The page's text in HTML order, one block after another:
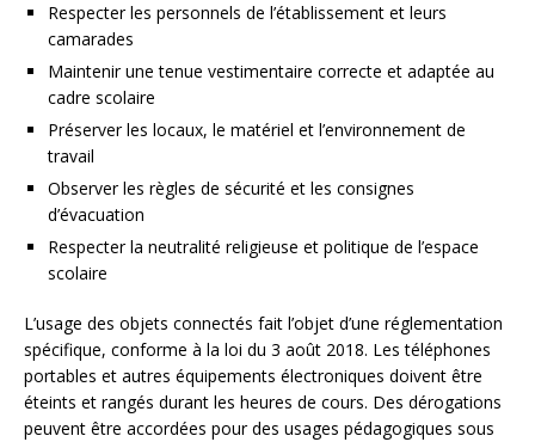
Respecter les personnels de l’établissement et leurs
camarades
Maintenir une tenue vestimentaire correcte et adaptée au
cadre scolaire
Préserver les locaux, le matériel et l’environnement de
travail
Observer les règles de sécurité et les consignes
d’évacuation
Respecter la neutralité religieuse et politique de l’espace
scolaire
L’usage des objets connectés fait l’objet d’une réglementation
spécifique, conforme à la loi du 3 août 2018. Les téléphones
portables et autres équipements électroniques doivent être
éteints et rangés durant les heures de cours. Des dérogations
peuvent être accordées pour des usages pédagogiques sous